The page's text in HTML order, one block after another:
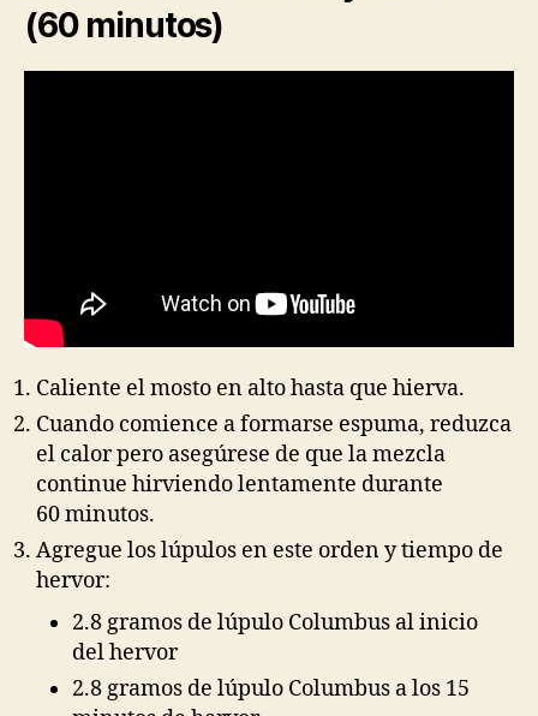
(60 minutos)
Caliente el mosto en alto hasta que hierva.
Cuando comience a formarse espuma, reduzca
el calor pero asegúrese de que la mezcla
continue hirviendo lentamente durante
60 minutos.
Agregue los lúpulos en este orden y tiempo de
hervor:
2.8 gramos de lúpulo Columbus al inicio
del hervor
2.8 gramos de lúpulo Columbus a los 15